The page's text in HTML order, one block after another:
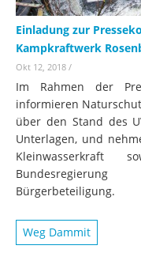
Einladung zur
Kampkraftwerk
Okt 12, 2018 /
Im Rahmen der
informieren
über den Stand des
Unterlagen, und
Kleinwasserkraft
Bürgerbeteiligung.
Weg Dammit